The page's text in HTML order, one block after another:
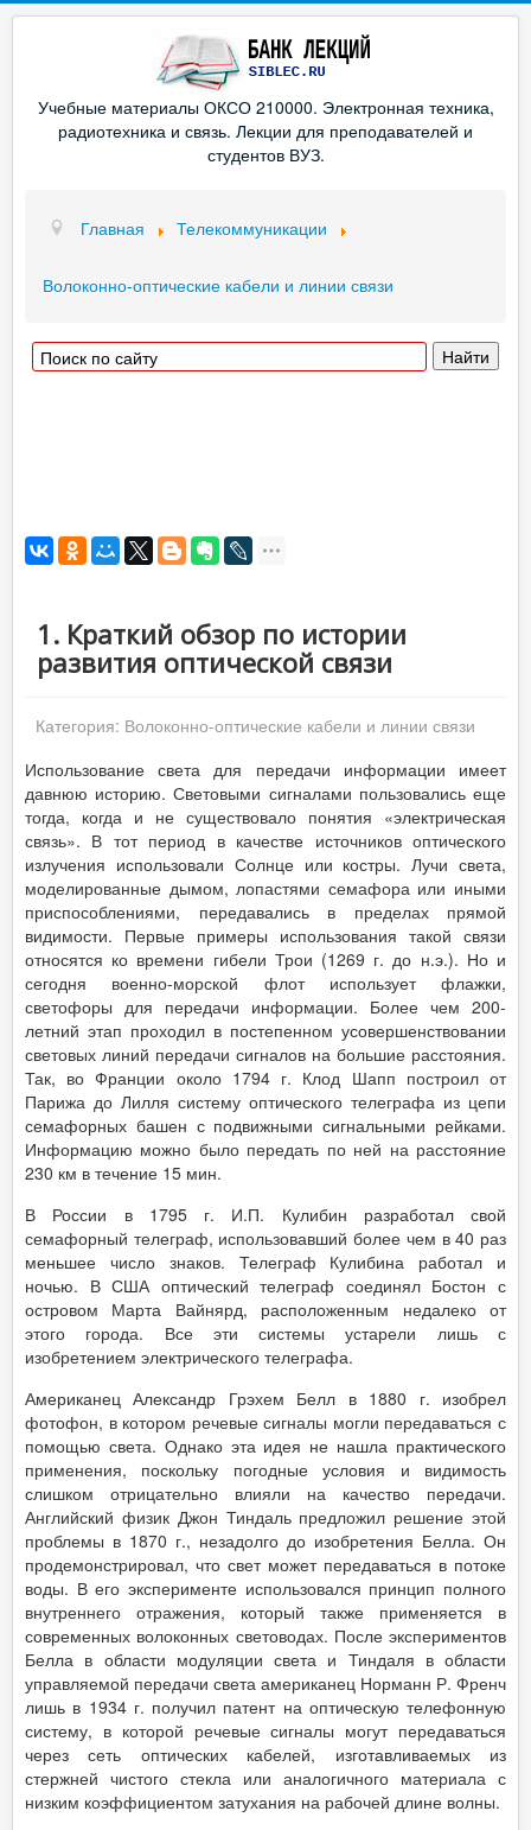
Учебные материалы ОКСО 210000. Электронная техника,
радиотехника и связь. Лекции для преподавателей и
студентов ВУЗ.
Главная Телекоммуникации
Волоконно-оптические кабели и линии связи
1. Краткий обзор по истории
развития оптической связи
Категория: Волоконно-оптические кабели и линии связи
Использование света для передачи информации имеет
давнюю историю. Световыми сигналами пользовались еще
тогда, когда и не существовало понятия «электрическая
связь». В тот период в качестве источников оптического
излучения использовали Солнце или костры. Лучи света,
моделированные дымом, лопастями семафора или иными
приспособлениями, передавались в пределах прямой
видимости. Первые примеры использования такой связи
относятся ко времени гибели Трои (1269 г. до н.э.). Но и
сегодня военно-морской флот использует флажки,
светофоры для передачи информации. Более чем 200-
летний этап проходил в постепенном усовершенствовании
световых линий передачи сигналов на большие расстояния.
Так, во Франции около 1794 г. Клод Шапп построил от
Парижа до Лилля систему оптического телеграфа из цепи
семафорных башен с подвижными сигнальными рейками.
Информацию можно было передать по ней на расстояние
230 км в течение 15 мин.
В России в 1795 г. И.П. Кулибин разработал свой
семафорный телеграф, использовавший более чем в 40 раз
меньшее число знаков. Телеграф Кулибина работал и
ночью. В США оптический телеграф соединял Бостон с
островом Марта Вайнярд, расположенным недалеко от
этого города. Все эти системы устарели лишь с
изобретением электрического телеграфа.
Американец Александр Грэхем Белл в 1880 г. изобрел
фотофон, в котором речевые сигналы могли передаваться с
помощью света. Однако эта идея не нашла практического
применения, поскольку погодные условия и видимость
слишком отрицательно влияли на качество передачи.
Английский физик Джон Тиндаль предложил решение этой
проблемы в 1870 г., незадолго до изобретения Белла. Он
продемонстрировал, что свет может передаваться в потоке
воды. В его эксперименте использовался принцип полного
внутреннего отражения, который также применяется в
современных волоконных световодах. После экспериментов
Белла в области модуляции света и Тиндаля в области
управляемой передачи света американец Норманн Р. Френч
лишь в 1934 г. получил патент на оптическую телефонную
систему, в которой речевые сигналы могут передаваться
через сеть оптических кабелей, изготавливаемых из
стержней чистого стекла или аналогичного материала с
низким коэффициентом затухания на рабочей длине волны.